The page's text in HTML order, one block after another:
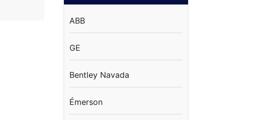
ABB
GE
Bentley Navada
Émerson